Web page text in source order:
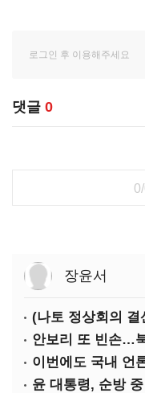
댓글 0
장윤서
안보리 또 빈손…
이번에도 국내 언
윤 대통령, 순방